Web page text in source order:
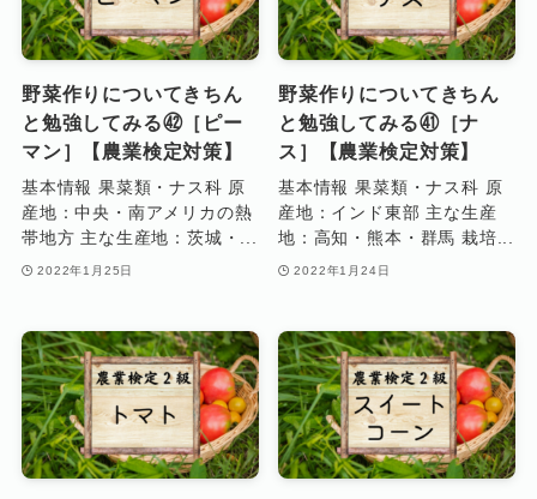
野菜作りについてきちん
と勉強してみる㊷［ピー
マン］【農業検定対策】
基本情報 果菜類・ナス科 原
産地：中央・南アメリカの熱
帯地方 主な生産地：茨城・...
2022年1月25日
野菜作りについてきちん
と勉強してみる㊶［ナ
ス］【農業検定対策】
基本情報 果菜類・ナス科 原
産地：インド東部 主な生産
地：高知・熊本・群馬 栽培...
2022年1月24日